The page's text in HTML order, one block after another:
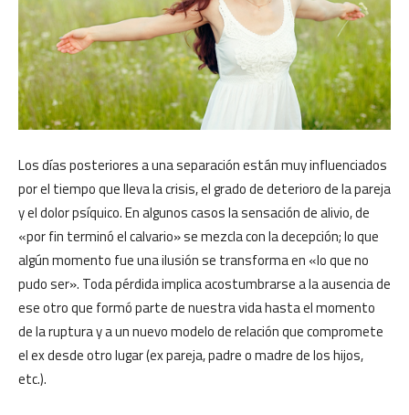
Los días posteriores a una separación están muy influenciados
por el tiempo que lleva la crisis, el grado de deterioro de la pareja
y el dolor psíquico. En algunos casos la sensación de alivio, de
«por fin terminó el calvario» se mezcla con la decepción; lo que
algún momento fue una ilusión se transforma en «lo que no
pudo ser». Toda pérdida implica acostumbrarse a la ausencia de
ese otro que formó parte de nuestra vida hasta el momento
de la ruptura y a un nuevo modelo de relación que compromete
el ex desde otro lugar (ex pareja, padre o madre de los hijos,
etc.).